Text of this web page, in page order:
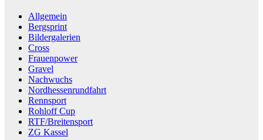
Allgemein
Bergsprint
Bildergalerien
Cross
Frauenpower
Gravel
Nachwuchs
Nordhessenrundfahrt
Rennsport
Rohloff Cup
RTF/Breitensport
ZG Kassel